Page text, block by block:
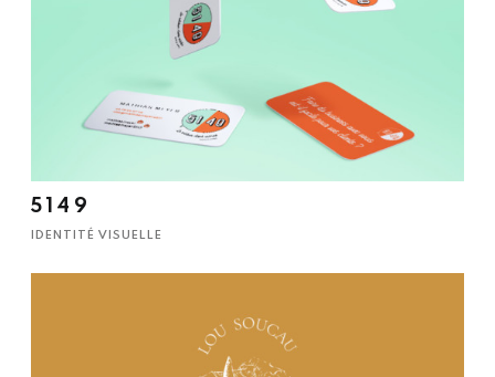
5 1 4 9
IDENTITÉ VISUELLE